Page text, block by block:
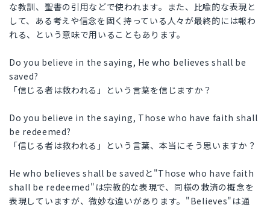
な教訓、聖書の引用などで使われます。また、比喩的な表現と
して、ある考えや信念を固く持っている人々が最終的には報わ
れる、という意味で用いることもあります。
Do you believe in the saying, He who believes shall be
saved?
「信じる者は救われる」という言葉を信じますか？
Do you believe in the saying, Those who have faith shall
be redeemed?
「信じる者は救われる」という言葉、本当にそう思いますか？
He who believes shall be savedと"Those who have faith
shall be redeemed"は宗教的な表現で、同様の救済の概念を
表現していますが、微妙な違いがあります。"Believes"は通